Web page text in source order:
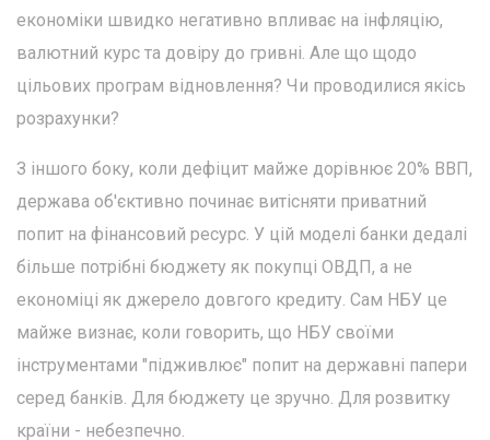
економіки швидко негативно впливає на інфляцію,
валютний курс та довіру до гривні. Але що щодо
цільових програм відновлення? Чи проводилися якісь
розрахунки?
З іншого боку, коли дефіцит майже дорівнює 20% ВВП,
держава об'єктивно починає витісняти приватний
попит на фінансовий ресурс. У цій моделі банки дедалі
більше потрібні бюджету як покупці ОВДП, а не
економіці як джерело довгого кредиту. Сам НБУ це
майже визнає, коли говорить, що НБУ своїми
інструментами "підживлює" попит на державні папери
серед банків. Для бюджету це зручно. Для розвитку
країни - небезпечно.